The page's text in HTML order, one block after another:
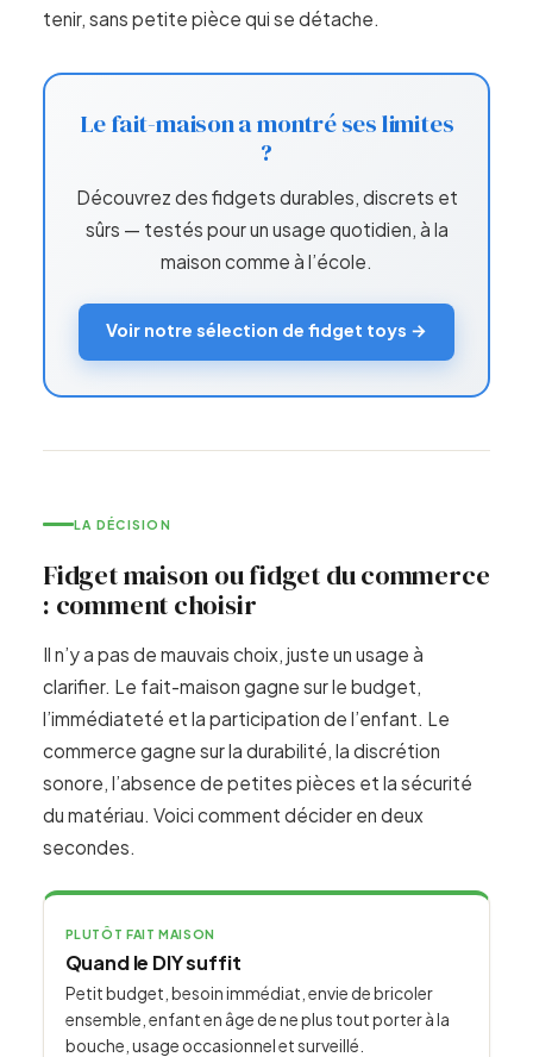
tenir, sans petite pièce qui se détache.
Le fait-maison a montré ses limites
?
Découvrez des fidgets durables, discrets et
sûrs — testés pour un usage quotidien, à la
maison comme à l’école.
Voir notre sélection de fidget toys →
LA DÉCISION
Fidget maison ou fidget du commerce
: comment choisir
Il n’y a pas de mauvais choix, juste un usage à
clarifier. Le fait-maison gagne sur le budget,
l’immédiateté et la participation de l’enfant. Le
commerce gagne sur la durabilité, la discrétion
sonore, l’absence de petites pièces et la sécurité
du matériau. Voici comment décider en deux
secondes.
PLUTÔT FAIT MAISON
Quand le DIY suffit
Petit budget, besoin immédiat, envie de bricoler
ensemble, enfant en âge de ne plus tout porter à la
bouche, usage occasionnel et surveillé.